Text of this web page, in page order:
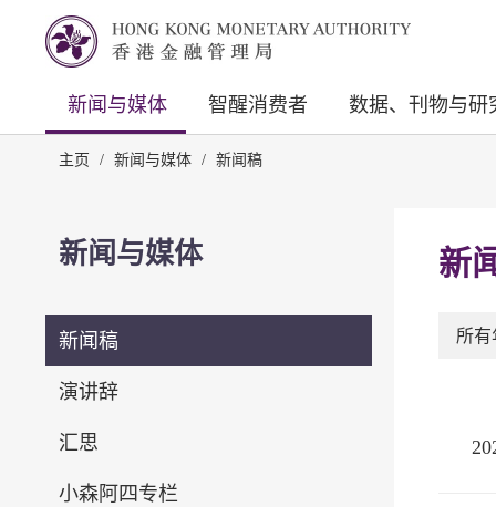
新闻与媒体 智醒消费者 数据、刊物与研
主页 / 新闻与媒体 / 新闻稿
新闻与媒体
新闻稿
演讲辞
汇思
小森阿四专栏
新
所